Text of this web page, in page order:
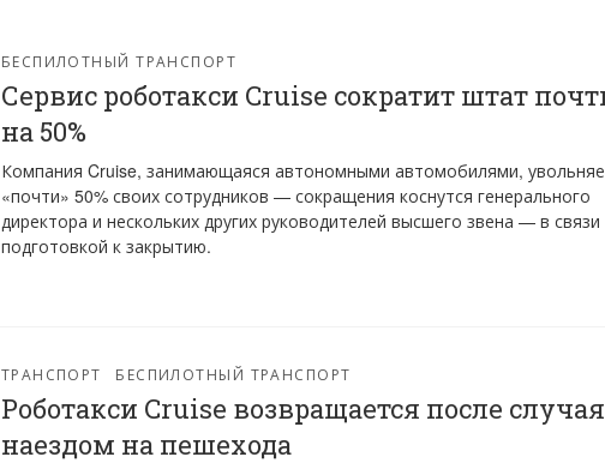
БЕСПИЛОТНЫЙ ТРАНСПОРТ
Сервис роботакси Cruise сократит штат
на 50%
Компания Cruise, занимающаяся автономными автомобилями,
«почти» 50% своих сотрудников — сокращения коснутся генерального
директора и нескольких других руководителей высшего звена — в связи
подготовкой к закрытию.
ТРАНСПОРТ БЕСПИЛОТНЫЙ ТРАНСПОРТ
Роботакси Cruise возвращается после
наездом на пешехода